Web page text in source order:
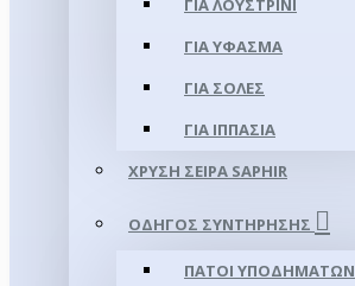
ΓΙΑ ΛΟΥΣΤΡΊΝΙ
ΓΙΑ ΥΦΑΣΜΑ
ΓΙΑ ΣΌΛΕΣ
ΓΙΑ ΙΠΠΑΣΊΑ
ΧΡΥΣΉ ΣΕΙΡΆ SAPHIR
ΟΔΗΓΌΣ ΣΥΝΤΉΡΗΣΗΣ
ΠΆΤΟΙ ΥΠΟΔΗΜΆΤΩΝ